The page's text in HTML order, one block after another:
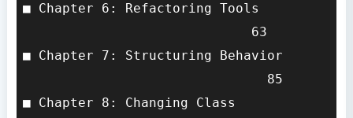
■ Chapter 6: Refactoring Tools
                             63
■ Chapter 7: Structuring Behavior
                               85
■ Chapter 8: Changing Class